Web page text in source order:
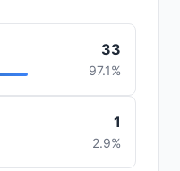
33
97.1%
1
2.9%